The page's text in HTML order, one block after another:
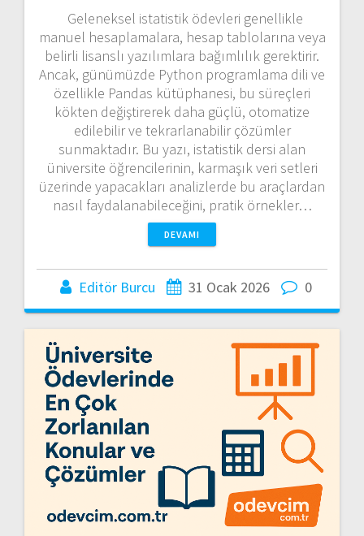
Geleneksel istatistik ödevleri genellikle
manuel hesaplamalara, hesap tablolarına veya
belirli lisanslı yazılımlara bağımlılık gerektirir.
Ancak, günümüzde Python programlama dili ve
özellikle Pandas kütüphanesi, bu süreçleri
kökten değiştirerek daha güçlü, otomatize
edilebilir ve tekrarlanabilir çözümler
sunmaktadır. Bu yazı, istatistik dersi alan
üniversite öğrencilerinin, karmaşık veri setleri
üzerinde yapacakları analizlerde bu araçlardan
nasıl faydalanabileceğini, pratik örnekler…
DEVAMI
Editör Burcu 31 Ocak 2026 0